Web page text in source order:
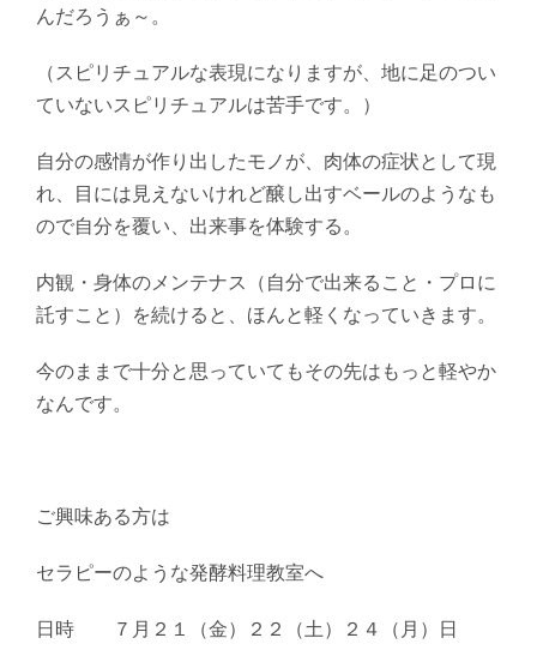
んだろうぁ～。
（スピリチュアルな表現になりますが、地に足のつい
ていないスピリチュアルは苦手です。）
自分の感情が作り出したモノが、肉体の症状として現
れ、目には見えないけれど醸し出すベールのようなも
ので自分を覆い、出来事を体験する。
内観・身体のメンテナス（自分で出来ること・プロに
託すこと）を続けると、ほんと軽くなっていきます。
今のままで十分と思っていてもその先はもっと軽やか
なんです。
ご興味ある方は
セラピーのような発酵料理教室へ
日時 ７月２１（金）２２（土）２４（月）日